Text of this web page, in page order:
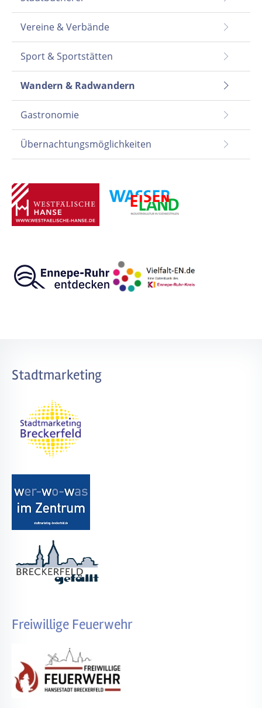
Vereine & Verbände
Sport & Sportstätten
Wandern & Radwandern
Gastronomie
Übernachtungsmöglichkeiten
Stadtmarketing
Freiwillige Feuerwehr